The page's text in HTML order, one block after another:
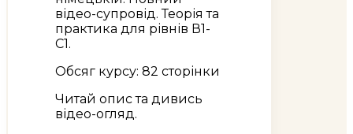
відео-супровід. Теорія та
практика для рівнів В1-
С1.
Обсяг курсу: 82 сторінки
Читай опис та дивись
відео-огляд.